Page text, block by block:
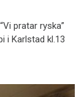
pratar ryska”
i Karlstad kl.13